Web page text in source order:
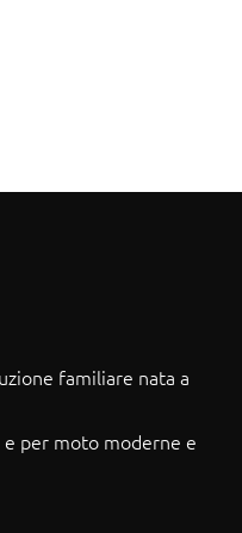
familiare nata a
per moto moderne e